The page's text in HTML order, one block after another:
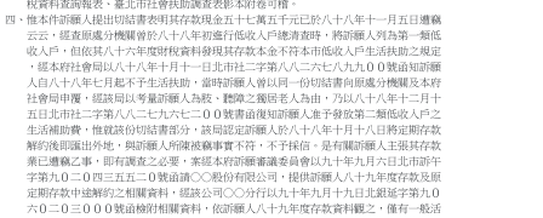
稅資料查詢報表、臺北市社會扶助調查表影本附卷可稽。
四、惟本件訴願人提出切結書表明其存款現金五十七萬五千元已於八十八年十一月五日遭竊
云云，經查原處分機關曾於八十八年初進行低收入戶總清查時，將訴願人列為第一類低
收入戶，但依其八十六年度財稅資料發現其存款本金不符本市低收入戶生活扶助之規定
，經本府社會局以八十八年十月十一日北市社二字第八八二六七八九九００號函知訴願
人自八十八年七月起不予生活扶助，當時訴願人曾以同一份切結書向原處分機關及本府
社會局申覆，經該局以考量訴願人為肢、聽障之獨居老人為由，乃以八十八年十二月十
五日北市社二字第八八二七九六七二００號書函復知訴願人准予發放第二類低收入戶之
生活補助費，惟就該份切結書部分，該局認定訴願人於八十八年十月十八日將定期存款
解約後即匯出外地，與訴願人所陳被竊事實不符，不予採信。是有關訴願人主張其存款
業已遭竊乙事，即有調查之必要，案經本府訴願審議委員會以九十年九月六日北市訴午
字第九０二０四三五五二０號函請○○股份有限公司，提供訴願人八十九年度存款及原
定期存款中途解約之相關資料，經該公司○○分行以九十年九月十九日北銀延字第九０
六０二０三０００號函檢附相關資料，依訴願人八十九年度存款資料觀之，僅有一般活